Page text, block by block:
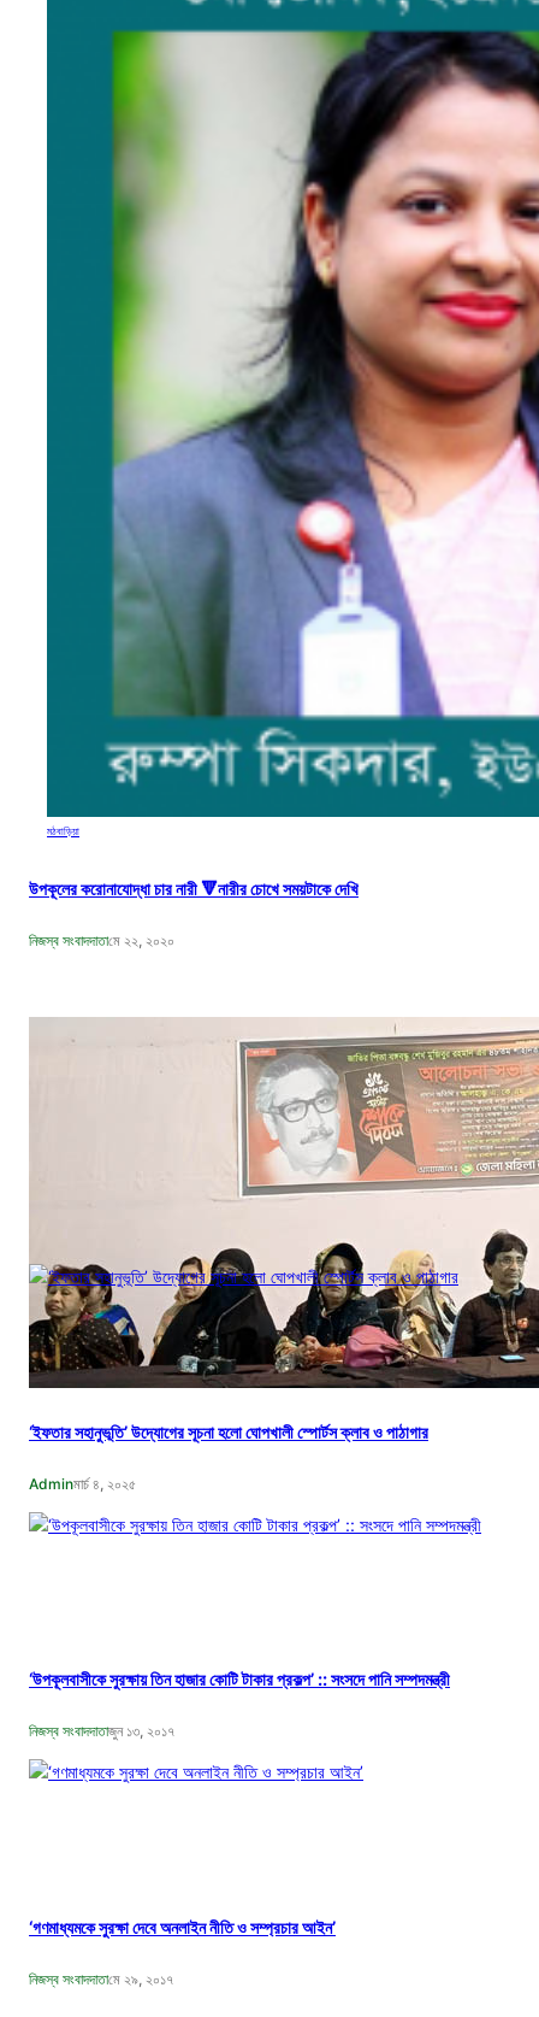
মঠবাড়িয়া
উপকূলের করোনাযোদ্ধা চার নারী 🔻নারীর চোখে সময়টাকে দেখি
নিজস্ব সংবাদদাতামে ২২, ২০২০
বঙ্গবন্ধুর শাহাদাৎ বার্ষিকী উপলক্ষে পিরোজপুরে জেলা মহিলা আওয়ামীলীগের দোয়া মাহফিল
‘ইফতার সহানুভূতি’ উদ্যোগের সূচনা হলো ঘোপখালী স্পোর্টস ক্লাব ও পাঠাগার
Adminমার্চ ৪, ২০২৫
‘উপকূলবাসীকে সুরক্ষায় তিন হাজার কোটি টাকার প্রকল্প’ :: সংসদে পানি সম্পদমন্ত্রী
নিজস্ব সংবাদদাতাজুন ১৩, ২০১৭
‘গণমাধ্যমকে সুরক্ষা দেবে অনলাইন নীতি ও সম্প্রচার আইন’
নিজস্ব সংবাদদাতামে ২৯, ২০১৭